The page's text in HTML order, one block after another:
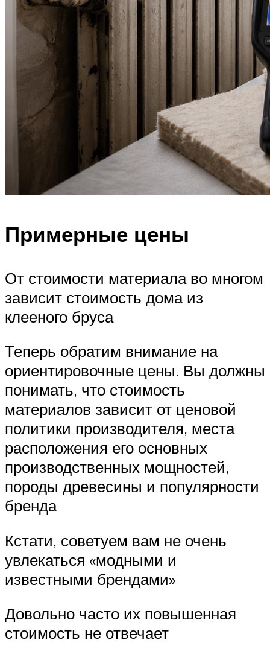
Примерные цены
От стоимости материала во многом
зависит стоимость дома из
клееного бруса
Теперь обратим внимание на
ориентировочные цены. Вы должны
понимать, что стоимость
материалов зависит от ценовой
политики производителя, места
расположения его основных
производственных мощностей,
породы древесины и популярности
бренда
Кстати, советуем вам не очень
увлекаться «модными и
известными брендами»
Довольно часто их повышенная
стоимость не отвечает